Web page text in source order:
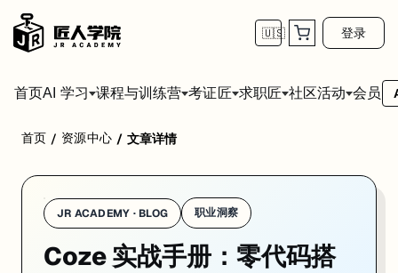
🇺🇸 登录
首页AI 学习 课程与训练营 考证匠 求职匠 社区活动 会员
Coze 的上手体验是我用过的 AI Bot 平台里最丝滑的——注册、建 Bot
首页 / 资源中心 / 文章详情
JR ACADEMY · BLOG 职业洞察
Coze 实战手册：零代码搭